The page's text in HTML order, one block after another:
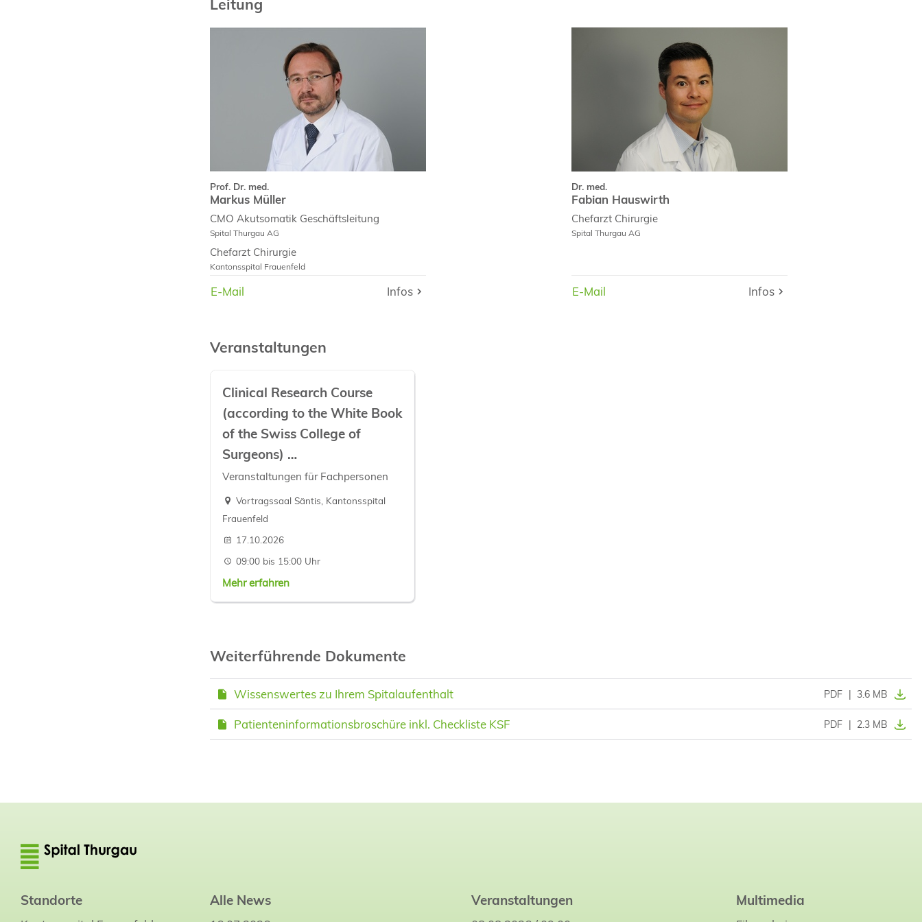
Leitung
Prof. Dr. med.
Markus Müller
CMO Akutsomatik Geschäftsleitung
Spital Thurgau AG
Chefarzt Chirurgie
Kantonsspital Frauenfeld
E-Mail Infos
Curriculum Vitae
Fachpublikationen
E-Mail Infos
Dr. med.
Fabian Hauswirth
Chefarzt Chirurgie
Spital Thurgau AG
E-Mail Infos
Fabian Hauswirth
Curriculum Vitae
E-Mail Infos
Veranstaltungen
Clinical Research Course
(according to the White Book
of the Swiss College of
Surgeons) …
Veranstaltungen für Fachpersonen
Vortragssaal Säntis, Kantonsspital
Frauenfeld
17.10.2026
09:00 bis 15:00 Uhr
Mehr erfahren
Weiterführende Dokumente
Wissenswertes zu Ihrem Spitalaufenthalt PDF | 3.6 MB
Patienteninformationsbroschüre inkl. Checkliste KSF PDF | 2.3 MB
Standorte Alle News Veranstaltungen Multimedia